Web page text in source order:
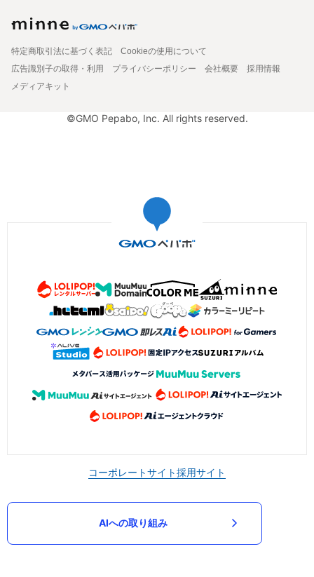
特定商取引法に基づく表記
Cookieの使用について
広告識別子の取得・利用
プライバシーポリシー 会社概要
採用情報
メディアキット
©GMO Pepabo, Inc. All rights reserved.
コーポレートサイト採用サイト
AIへの取り組み